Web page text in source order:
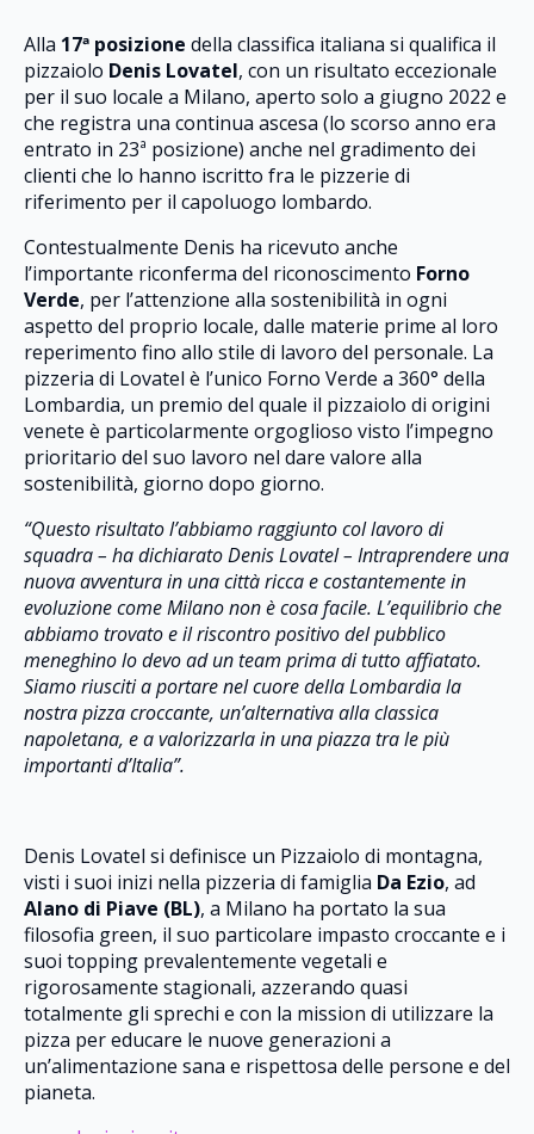
Alla 17ª posizione della classifica italiana si qualifica il
pizzaiolo Denis Lovatel, con un risultato eccezionale
per il suo locale a Milano, aperto solo a giugno 2022 e
che registra una continua ascesa (lo scorso anno era
entrato in 23ª posizione) anche nel gradimento dei
clienti che lo hanno iscritto fra le pizzerie di
riferimento per il capoluogo lombardo.
Contestualmente Denis ha ricevuto anche
l’importante riconferma del riconoscimento Forno
Verde, per l’attenzione alla sostenibilità in ogni
aspetto del proprio locale, dalle materie prime al loro
reperimento fino allo stile di lavoro del personale. La
pizzeria di Lovatel è l’unico Forno Verde a 360° della
Lombardia, un premio del quale il pizzaiolo di origini
venete è particolarmente orgoglioso visto l’impegno
prioritario del suo lavoro nel dare valore alla
sostenibilità, giorno dopo giorno.
“Questo risultato l’abbiamo raggiunto col lavoro di
squadra – ha dichiarato Denis Lovatel – Intraprendere una
nuova avventura in una città ricca e costantemente in
evoluzione come Milano non è cosa facile. L’equilibrio che
abbiamo trovato e il riscontro positivo del pubblico
meneghino lo devo ad un team prima di tutto affiatato.
Siamo riusciti a portare nel cuore della Lombardia la
nostra pizza croccante, un’alternativa alla classica
napoletana, e a valorizzarla in una piazza tra le più
importanti d’Italia”.
Denis Lovatel si definisce un Pizzaiolo di montagna,
visti i suoi inizi nella pizzeria di famiglia Da Ezio, ad
Alano di Piave (BL), a Milano ha portato la sua
filosofia green, il suo particolare impasto croccante e i
suoi topping prevalentemente vegetali e
rigorosamente stagionali, azzerando quasi
totalmente gli sprechi e con la mission di utilizzare la
pizza per educare le nuove generazioni a
un’alimentazione sana e rispettosa delle persone e del
pianeta.